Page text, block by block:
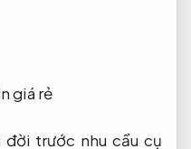
trước nhu cầu cụ